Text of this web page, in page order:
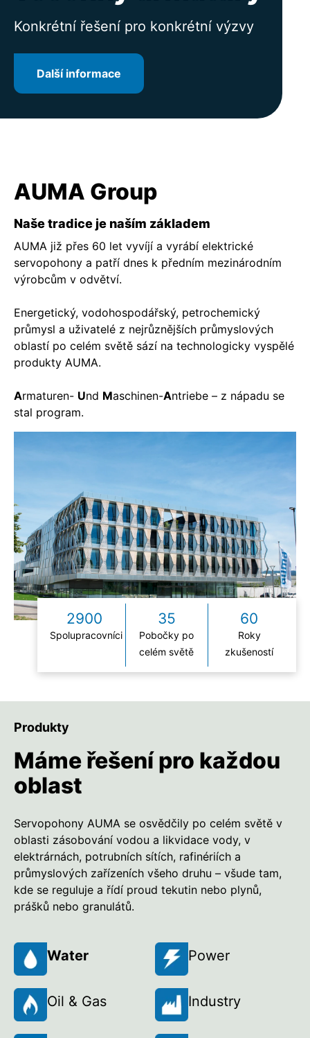
Konkrétní řešení pro konkrétní výzvy
Další informace
Další informace
Další informace
AUMA Group
Naše tradice je naším základem
AUMA již přes 60 let vyvíjí a vyrábí elektrické
servopohony a patří dnes k předním mezinárodním
výrobcům v odvětví.
Energetický, vodohospodářský, petrochemický
průmysl a uživatelé z nejrůznějších průmyslových
oblastí po celém světě sází na technologicky vyspělé
produkty AUMA.
Armaturen- Und Maschinen-Antriebe – z nápadu se
stal program.
2900
Spolupracovníci
35
Pobočky po
celém světě
60
Roky
zkušeností
Produkty
Máme řešení pro každou
oblast
Servopohony AUMA se osvědčily po celém světě v
oblasti zásobování vodou a likvidace vody, v
elektrárnách, potrubních sítích, rafinériích a
průmyslových zařízeních všeho druhu – všude tam,
kde se reguluje a řídí proud tekutin nebo plynů,
prášků nebo granulátů.
Water Power
Oil & Gas Industry